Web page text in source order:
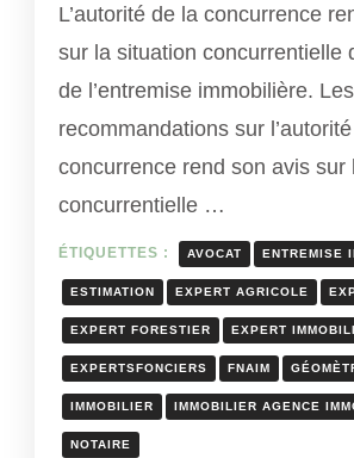
L’autorité de la concurrence
sur la situation concurrentielle
de l’entremise immobilière. Les
recommandations sur
concurrence rend son avis sur
concurrentielle …
ÉTIQUETTES : AVOCAT ENTREMISE
ESTIMATION EXPERT AGRICOLE
EXPERT FORESTIER EXPERT
EXPERTSFONCIERS FNAIM
IMMOBILIER IMMOBILIER AGENCE
NOTAIRE